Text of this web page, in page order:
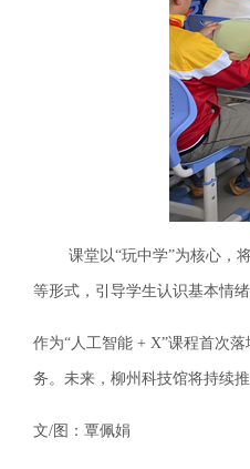
课堂以“玩中学”为核心，将
等形式，引导学生认识基本情
作为“人工智能 + X”课程首次
务。未来，柳州科技馆将持续
文/图：覃佩娟